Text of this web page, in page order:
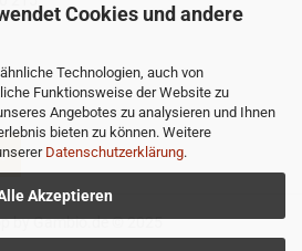
Cookies und andere
Technologien, auch von
Funktionsweise der Website zu
Angebotes zu analysieren und Ihnen
bieten zu können. Weitere
Datenschutzerklärung.
Akzeptieren
by Gambio.de © 2025